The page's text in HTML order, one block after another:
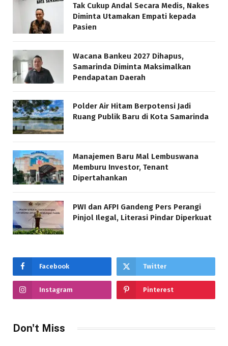
Tak Cukup Andal Secara Medis, Nakes
Diminta Utamakan Empati kepada
Pasien
Wacana Bankeu 2027 Dihapus,
Samarinda Diminta Maksimalkan
Pendapatan Daerah
Polder Air Hitam Berpotensi Jadi
Ruang Publik Baru di Kota Samarinda
Manajemen Baru Mal Lembuswana
Memburu Investor, Tenant
Dipertahankan
PWI dan AFPI Gandeng Pers Perangi
Pinjol Ilegal, Literasi Pindar Diperkuat
Facebook Twitter
Instagram Pinterest
Don't Miss